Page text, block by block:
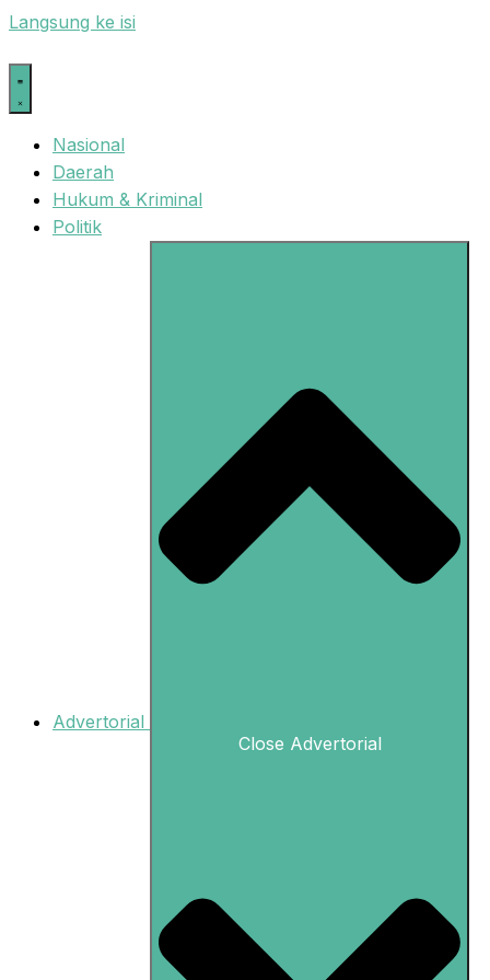
Langsung ke isi
Nasional
Daerah
Hukum & Kriminal
Politik
Advertorial
Close Advertorial